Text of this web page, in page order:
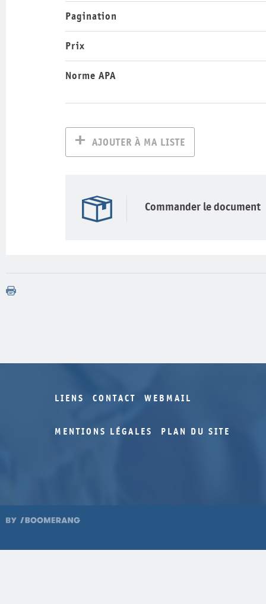
Pagination
Prix
Norme APA
AJOUTER À MA LISTE
Commander le document
LIENS CONTACT WEBMAIL
MENTIONS LÉGALES PLAN DU SITE